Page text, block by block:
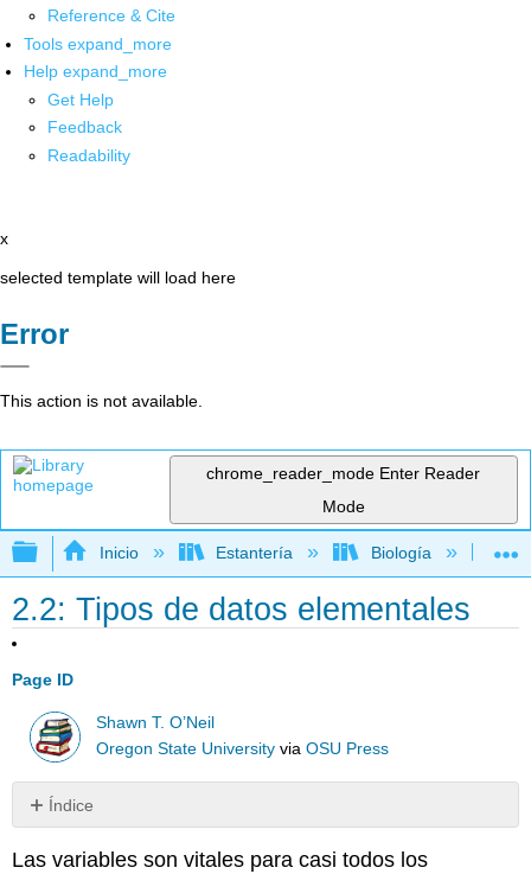
Reference & Cite
Tools expand_more
Help expand_more
Get Help
Feedback
Readability
x
selected template will load here
Error
This action is not available.
chrome_reader_mode Enter Reader
Mode
Expandir/contraer jerarquía global
Inicio Estantería Biología
2.2: Tipos de datos elementales
Page ID
Shawn T. O’Neil
Oregon State University viaOSU Press
Índice
flotadores
Las variables son vitales para casi todos los